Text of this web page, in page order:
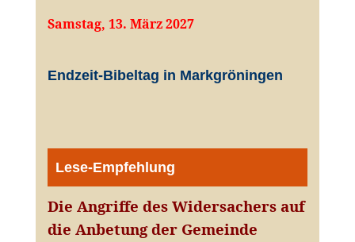
Samstag, 13. März 2027
Endzeit-Bibeltag in Markgröningen
Lese-Empfehlung
Die Angriffe des Widersachers auf
die Anbetung der Gemeinde